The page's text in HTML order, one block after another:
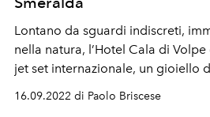
Lontano da sguardi indiscreti,
nella natura, l’Hotel Cala di
jet set internazionale, un gioiello
perfetto stile mediterraneo nel
16.09.2022 di Paolo Briscese